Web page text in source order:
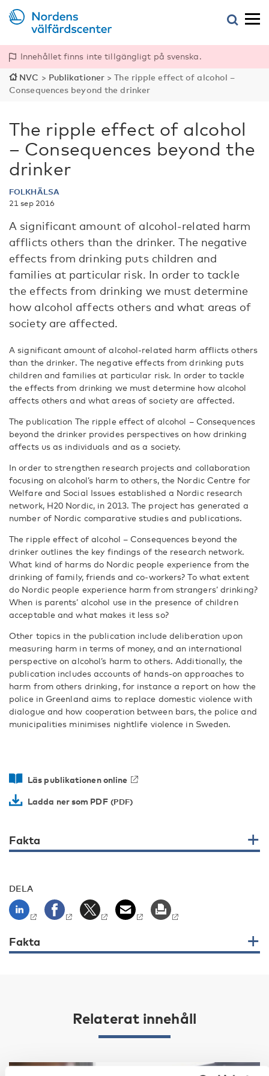
Innehållet finns inte tillgängligt på svenska.
NVC > Publikationer >The ripple effect of alcohol –
Consequences beyond the drinker
The ripple effect of alcohol
– Consequences beyond the
drinker
FOLKHÄLSA
21 sep 2016
A significant amount of alcohol-related harm
afflicts others than the drinker. The negative
effects from drinking puts children and
families at particular risk. In order to tackle
the effects from drinking we must determine
how alcohol affects others and what areas of
society are affected.
A significant amount of alcohol-related harm afflicts others
than the drinker. The negative effects from drinking puts
children and families at particular risk. In order to tackle
the effects from drinking we must determine how alcohol
affects others and what areas of society are affected.
The publication The ripple effect of alcohol – Consequences
beyond the drinker provides perspectives on how drinking
affects us as individuals and as a society.
In order to strengthen research projects and collaboration
focusing on alcohol’s harm to others, the Nordic Centre for
Welfare and Social Issues established a Nordic research
network, H20 Nordic, in 2013. The project has generated a
number of Nordic comparative studies and publications.
The ripple effect of alcohol – Consequences beyond the
drinker outlines the key findings of the research network.
What kind of harms do Nordic people experience from the
drinking of family, friends and co-workers? To what extent
do Nordic people experience harm from strangers’ drinking?
When is parents’ alcohol use in the presence of children
acceptable and what makes it less so?
Other topics in the publication include deliberation upon
measuring harm in terms of money, and an international
perspective on alcohol’s harm to others. Additionally, the
publication includes accounts of hands-on approaches to
harm from others drinking, for instance a report on how the
police in Greenland aims to replace domestic violence with
dialogue and how cooperation between bars, the police and
municipalities minimises nightlife violence in Sweden.
Läs publikationen online
Ladda ner som PDF
Fakta
DELA
Fakta
Relaterat innehåll